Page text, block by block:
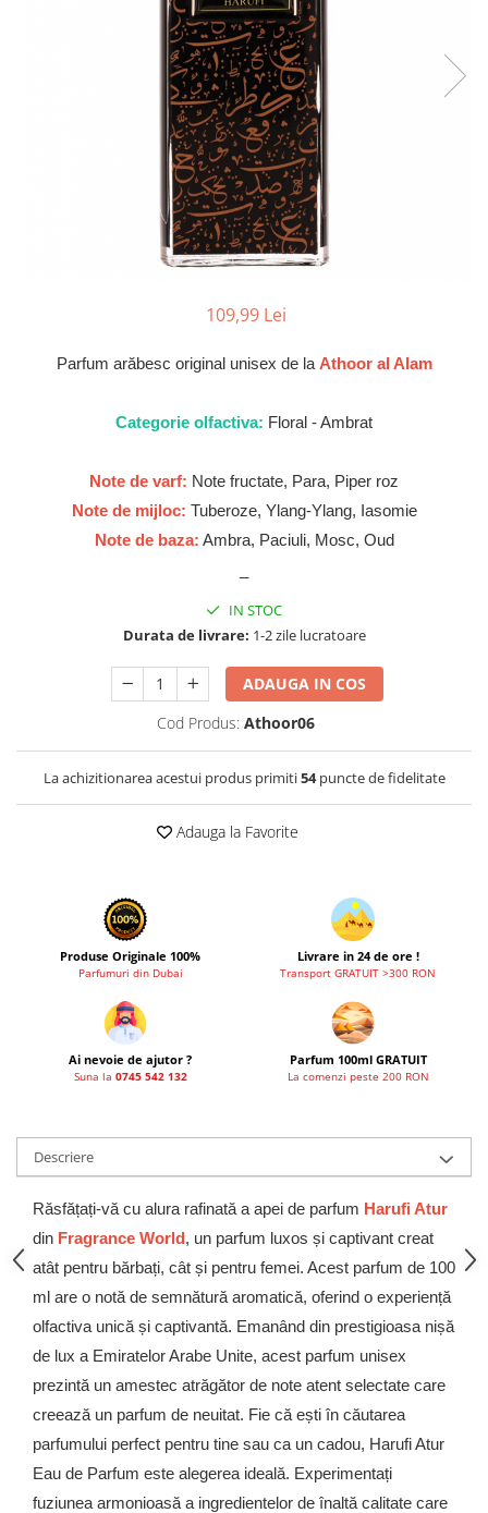
109,99 Lei
Parfum arăbesc original unisex de la Athoor al Alam
Categorie olfactiva: Floral - Ambrat
Note de varf: Note fructate, Para, Piper roz
Note de mijloc: Tuberoze, Ylang-Ylang, Iasomie
Note de baza: Ambra, Paciuli, Mosc, Oud
IN STOC
Durata de livrare: 1-2 zile lucratoare
ADAUGA IN COS
Cod Produs: Athoor06
La achizitionarea acestui produs primiti54puncte de fidelitate
Adauga la Favorite
Produse Originale 100%
Parfumuri din Dubai
Livrare in 24 de ore !
Transport GRATUIT >300 RON
Ai nevoie de ajutor ?
Suna la 0745 542 132
Parfum 100ml GRATUIT
La comenzi peste 200 RON
Descriere
Răsfățați-vă cu alura rafinată a apei de parfum Harufi Atur
din Fragrance World, un parfum luxos și captivant creat
atât pentru bărbați, cât și pentru femei. Acest parfum de 100
ml are o notă de semnătură aromatică, oferind o experiență
olfactiva unică și captivantă. Emanând din prestigioasa nișă
de lux a Emiratelor Arabe Unite, acest parfum unisex
prezintă un amestec atrăgător de note atent selectate care
creează un parfum de neuitat. Fie că ești în căutarea
parfumului perfect pentru tine sau ca un cadou, Harufi Atur
Eau de Parfum este alegerea ideală. Experimentați
fuziunea armonioasă a ingredientelor de înaltă calitate care